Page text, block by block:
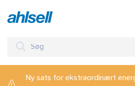
Ny sats for ekstraordinært